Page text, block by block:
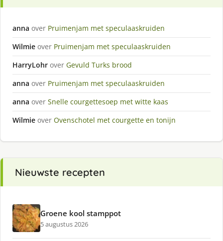
anna over Pruimenjam met speculaaskruiden
Wilmie over Pruimenjam met speculaaskruiden
HarryLohr over Gevuld Turks brood
anna over Pruimenjam met speculaaskruiden
anna over Snelle courgettesoep met witte kaas
Wilmie over Ovenschotel met courgette en tonijn
Nieuwste recepten
Groene kool stamppot
5 augustus 2026